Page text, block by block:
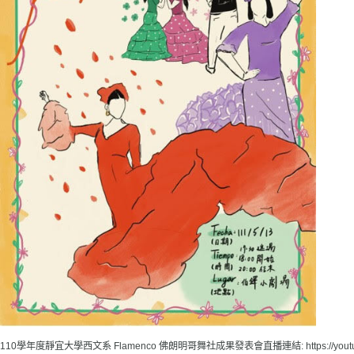
110學年度靜宜大學西文系 Flamenco 佛朗明哥舞社成果發表會直播連結: https://